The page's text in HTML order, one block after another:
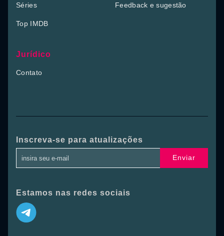
Séries
Top IMDB
Feedback e sugestão
Jurídico
Contato
Inscreva-se para atualizações
Enviar
Estamos nas redes sociais